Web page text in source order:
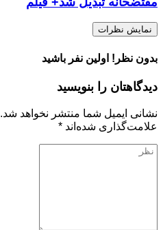
نمایش نظرات
بدون نظر! اولین نفر باشید
دیدگاهتان را بنویسید
نشانی ایمیل شما منتشر نخواهد شد.
علامت‌گذاری شده‌اند *